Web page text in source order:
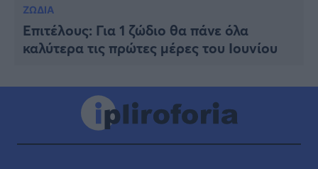
ΖΩΔΙΑ
Επιτέλους: Για 1 ζώδιο θα πάνε όλα
καλύτερα τις πρώτες μέρες του Ιουνίου